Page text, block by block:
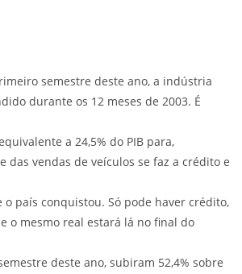
semestre deste ano, a indústria
durante os 12 meses de 2003. É
a 24,5% do PIB para,
das vendas de veículos se faz a crédito e
país conquistou. Só pode haver crédito,
o mesmo real estará lá no final do
deste ano, subiram 52,4% sobre